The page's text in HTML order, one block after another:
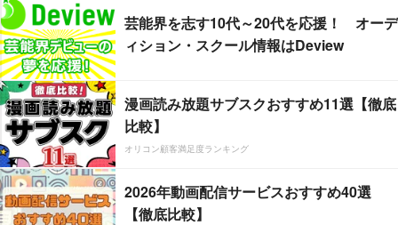
芸能界を志す10代～20代を応援！ オーデ
ィション・スクール情報はDeview
漫画読み放題サブスクおすすめ11選【徹底
比較】
オリコン顧客満足度ランキング
2026年動画配信サービスおすすめ40選
【徹底比較】